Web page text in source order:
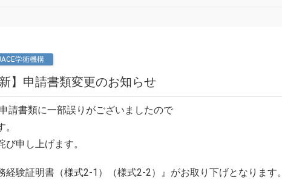
学術機構
】申請書類変更のお知らせ
請書類に一部誤りがございましたので
申し上げます。
経験証明書（様式2-1）（様式2-2）』がお取り下げとなります。